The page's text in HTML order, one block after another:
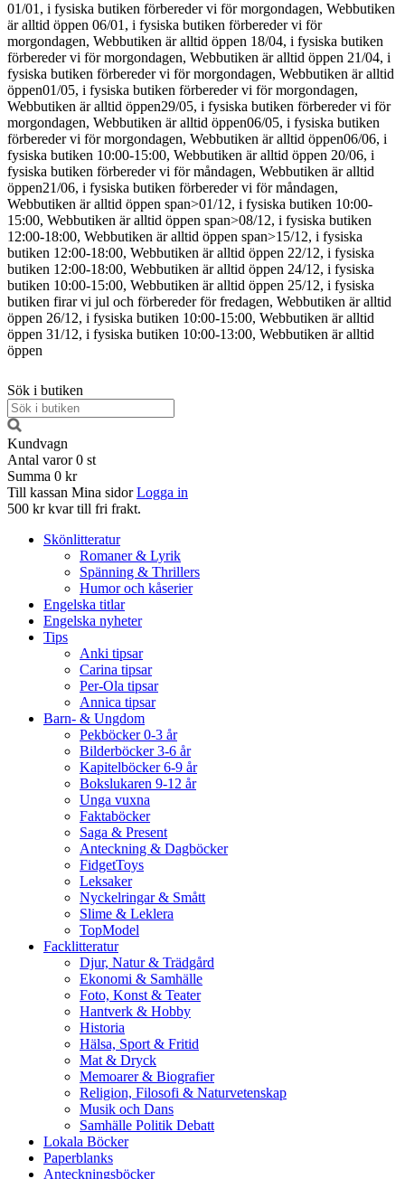
01/01, i fysiska butiken förbereder vi för morgondagen, Webbutiken
är alltid öppen 06/01, i fysiska butiken förbereder vi för
morgondagen, Webbutiken är alltid öppen 18/04, i fysiska butiken
förbereder vi för morgondagen, Webbutiken är alltid öppen 21/04, i
fysiska butiken förbereder vi för morgondagen, Webbutiken är alltid
öppen01/05, i fysiska butiken förbereder vi för morgondagen,
Webbutiken är alltid öppen29/05, i fysiska butiken förbereder vi för
morgondagen, Webbutiken är alltid öppen06/05, i fysiska butiken
förbereder vi för morgondagen, Webbutiken är alltid öppen06/06, i
fysiska butiken 10:00-15:00, Webbutiken är alltid öppen 20/06, i
fysiska butiken förbereder vi för måndagen, Webbutiken är alltid
öppen21/06, i fysiska butiken förbereder vi för måndagen,
Webbutiken är alltid öppen span>01/12, i fysiska butiken 10:00-
15:00, Webbutiken är alltid öppen span>08/12, i fysiska butiken
12:00-18:00, Webbutiken är alltid öppen span>15/12, i fysiska
butiken 12:00-18:00, Webbutiken är alltid öppen 22/12, i fysiska
butiken 12:00-18:00, Webbutiken är alltid öppen 24/12, i fysiska
butiken 10:00-15:00, Webbutiken är alltid öppen 25/12, i fysiska
butiken firar vi jul och förbereder för fredagen, Webbutiken är alltid
öppen 26/12, i fysiska butiken 10:00-15:00, Webbutiken är alltid
öppen 31/12, i fysiska butiken 10:00-13:00, Webbutiken är alltid
öppen
Sök i butiken
Kundvagn
Antal varor 0 st
Summa 0 kr
Till kassan Mina sidor Logga in
500 kr kvar till fri frakt.
Skönlitteratur
Romaner & Lyrik
Spänning & Thrillers
Humor och kåserier
Engelska titlar
Engelska nyheter
Tips
Anki tipsar
Carina tipsar
Per-Ola tipsar
Annica tipsar
Barn- & Ungdom
Pekböcker 0-3 år
Bilderböcker 3-6 år
Kapitelböcker 6-9 år
Bokslukaren 9-12 år
Unga vuxna
Faktaböcker
Saga & Present
Anteckning & Dagböcker
FidgetToys
Leksaker
Nyckelringar & Smått
Slime & Leklera
TopModel
Facklitteratur
Djur, Natur & Trädgård
Ekonomi & Samhälle
Foto, Konst & Teater
Hantverk & Hobby
Historia
Hälsa, Sport & Fritid
Mat & Dryck
Memoarer & Biografier
Religion, Filosofi & Naturvetenskap
Musik och Dans
Samhälle Politik Debatt
Lokala Böcker
Paperblanks
Anteckningsböcker